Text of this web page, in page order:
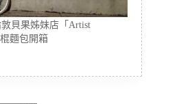
貝果姊妹店「Artist
麵包開箱